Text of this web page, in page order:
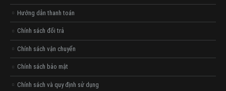
Hướng dẫn thanh toán
Chính sách đổi trả
Chính sách vận chuyển
Chính sách bảo mật
Chính sách và quy định sử dụng